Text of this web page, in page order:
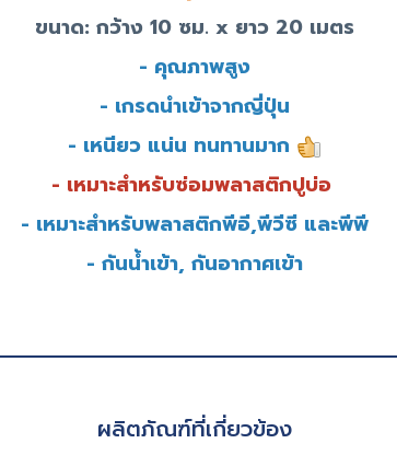
ขนาด: กว้าง 10 ซม. x ยาว 20 เมตร
- คุณภาพสูง
- เกรดนำเข้าจากญี่ปุ่น
- เหนียว แน่น ทนทานมาก
- เหมาะสำหรับซ่อมพลาสติกปูบ่อ
- เหมาะสำหรับพลาสติกพีอี,พีวีซี และพีพี
- กันน้ำเข้า, กันอากาศเข้า
ผลิตภัณฑ์ที่เกี่ยวข้อง